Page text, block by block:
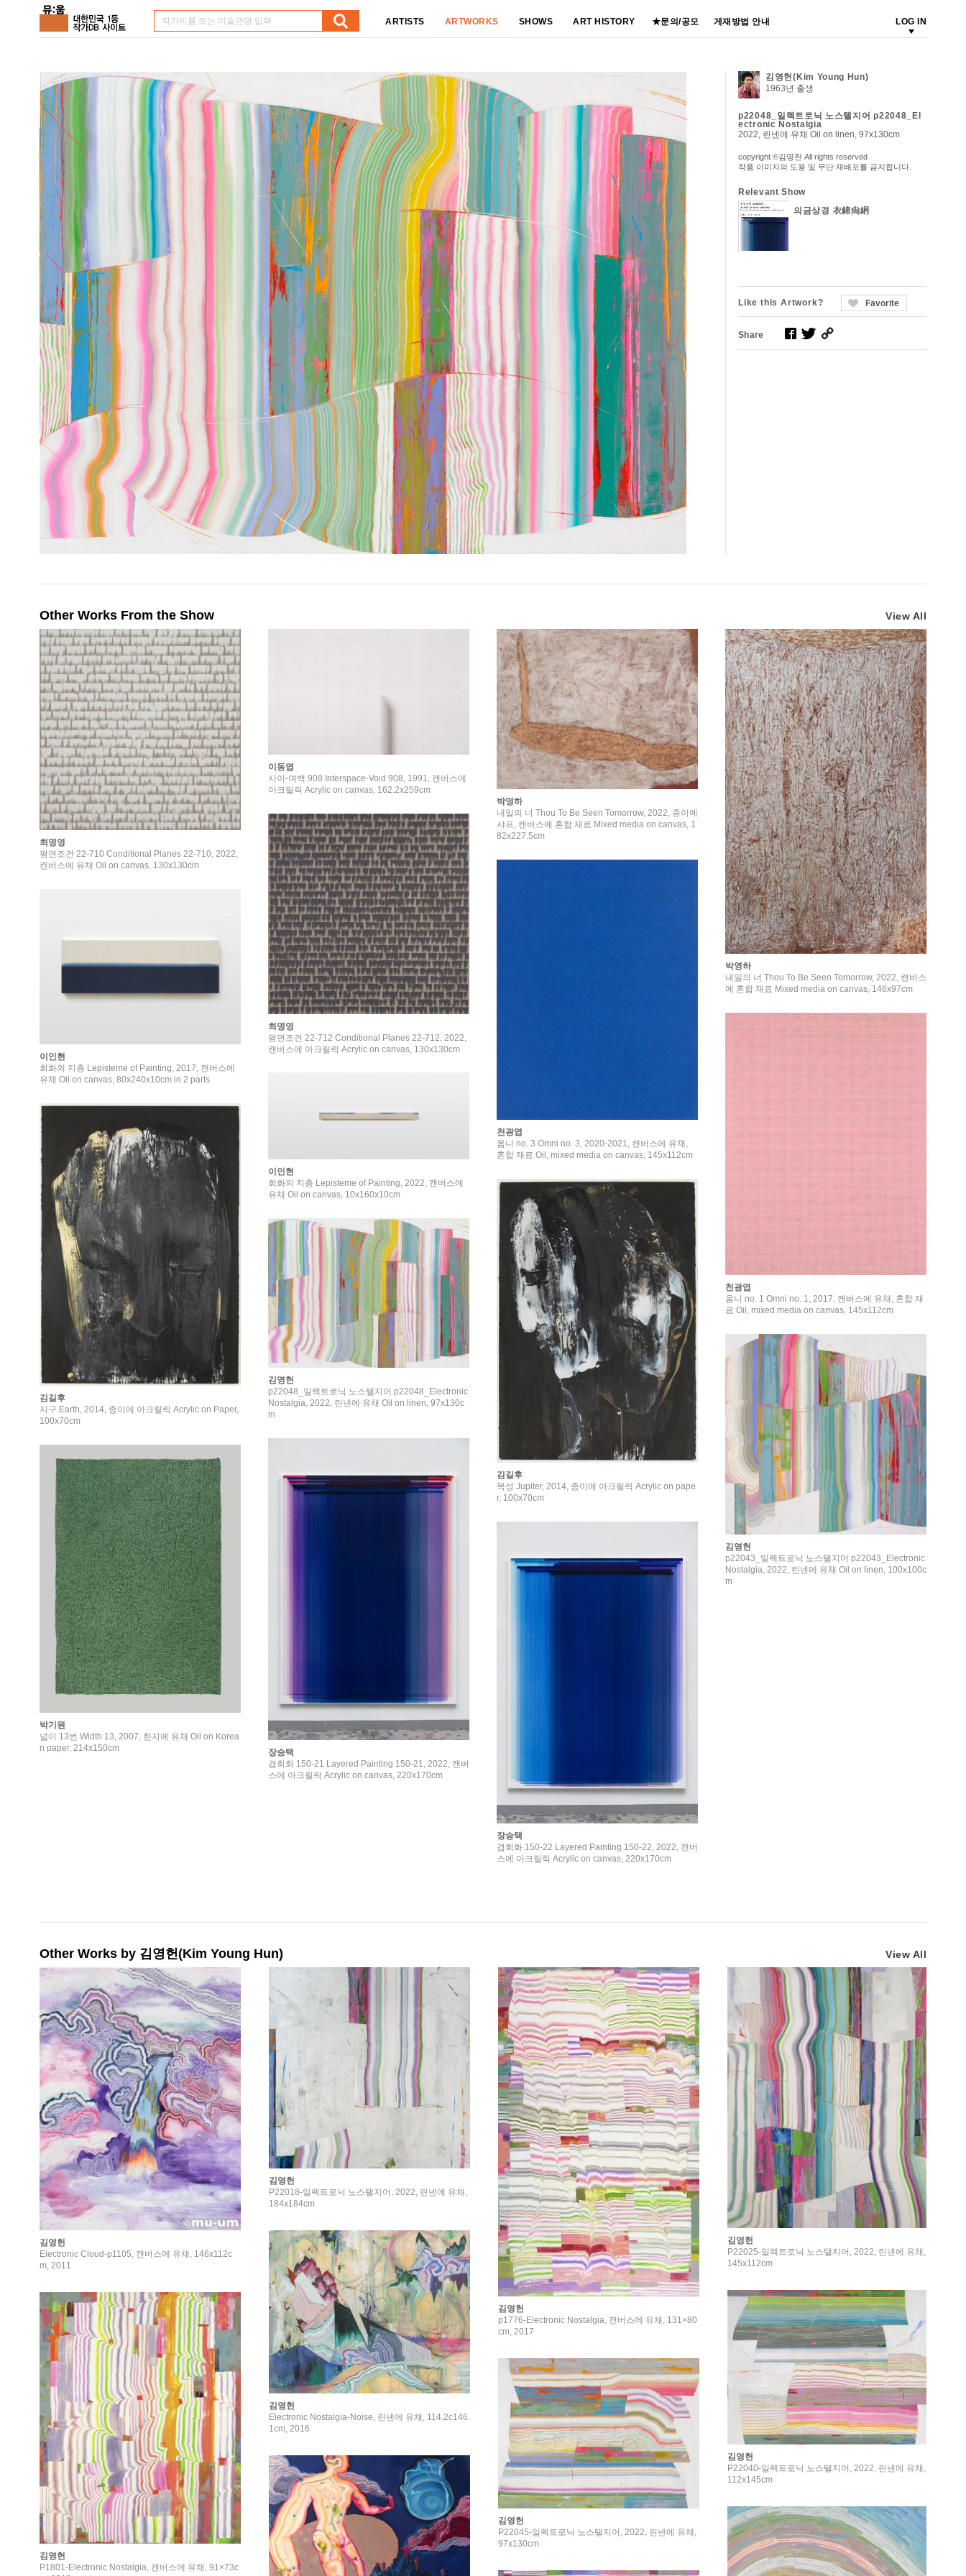
ARTISTS ARTWORKS SHOWS ART HISTORY ★문의/공모 게재방법 안내 LOG IN
김영헌(Kim Young Hun)
1963년 출생
p22048_일렉트로닉 노스텔지어 p22048_El
ectronic Nostalgia
2022, 린넨에 유채 Oil on linen, 97x130cm
copyright ©김영헌 All rights reserved
작품 이미지의 도용 및 무단 재배포를 금지합니다.
Relevant Show
의금상경 衣錦尙絅
Like this Artwork? Favorite
Share
Other Works From the Show View All
최명영
평면조건 22-710 Conditional Planes 22-710, 2022,
캔버스에 유채 Oil on canvas, 130x130cm
이동엽
사이-여백 908 Interspace-Void 908, 1991, 캔버스에
아크릴릭 Acrylic on canvas, 162.2x259cm
박영하
내일의 너 Thou To Be Seen Tomorrow, 2022, 종이에
샤프, 캔버스에 혼합 재료 Mixed media on canvas, 1
82x227.5cm
박영하
내일의 너 Thou To Be Seen Tomorrow, 2022, 캔버스
에 혼합 재료 Mixed media on canvas, 146x97cm
최명영
평면조건 22-712 Conditional Planes 22-712, 2022,
캔버스에 아크릴릭 Acrylic on canvas, 130x130cm
천광엽
옴니 no. 3 Omni no. 3, 2020-2021, 캔버스에 유채,
혼합 재료 Oil, mixed media on canvas, 145x112cm
이인현
회화의 지층 Lepisteme of Painting, 2017, 캔버스에
유채 Oil on canvas, 80x240x10cm in 2 parts
천광엽
옴니 no. 1 Omni no. 1, 2017, 캔버스에 유채, 혼합 재
료 Oil, mixed media on canvas, 145x112cm
이인현
회화의 지층 Lepisteme of Painting, 2022, 캔버스에
유채 Oil on canvas, 10x160x10cm
김길후
지구 Earth, 2014, 종이에 아크릴릭 Acrylic on Paper,
100x70cm
김길후
목성 Jupiter, 2014, 종이에 아크릴릭 Acrylic on pape
r, 100x70cm
김영헌
p22048_일렉트로닉 노스텔지어 p22048_Electronic
Nostalgia, 2022, 린넨에 유채 Oil on linen, 97x130c
m
김영헌
p22043_일렉트로닉 노스텔지어 p22043_Electronic
Nostalgia, 2022, 린넨에 유채 Oil on linen, 100x100c
m
장승택
겹회화 150-21 Layered Painting 150-21, 2022, 캔버
스에 아크릴릭 Acrylic on canvas, 220x170cm
박기원
넓이 13번 Width 13, 2007, 한지에 유채 Oil on Korea
n paper, 214x150cm
장승택
겹회화 150-22 Layered Painting 150-22, 2022, 캔버
스에 아크릴릭 Acrylic on canvas, 220x170cm
Other Works by 김영헌(Kim Young Hun) View All
김영헌
Electronic Cloud-p1105, 캔버스에 유채, 146x112c
m, 2011
김영헌
P22018-일렉트로닉 노스탤지어, 2022, 린넨에 유채,
184x184cm
김영헌
p1776-Electronic Nostalgia, 캔버스에 유채, 131×80
cm, 2017
김영헌
P22025-일렉트로닉 노스탤지어, 2022, 린넨에 유채,
145x112cm
김영헌
Electronic Nostalgia-Noise, 린넨에 유채, 114.2c146.
1cm, 2016
김영헌
P22040-일렉트로닉 노스텔지어, 2022, 린넨에 유채,
112x145cm
김영헌
P1801-Electronic Nostalgia, 캔버스에 유채, 91×73c
김영헌
P22045-일렉트로닉 노스탤지어, 2022, 린넨에 유채,
97x130cm